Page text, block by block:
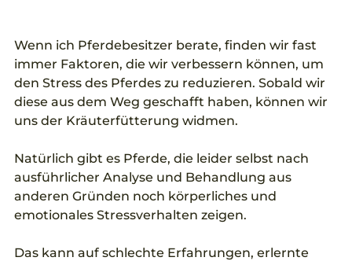
Wenn ich Pferdebesitzer berate, finden wir fast
immer Faktoren, die wir verbessern können, um
den Stress des Pferdes zu reduzieren. Sobald wir
diese aus dem Weg geschafft haben, können wir
uns der Kräuterfütterung widmen.
Natürlich gibt es Pferde, die leider selbst nach
ausführlicher Analyse und Behandlung aus
anderen Gründen noch körperliches und
emotionales Stressverhalten zeigen.
Das kann auf schlechte Erfahrungen, erlernte